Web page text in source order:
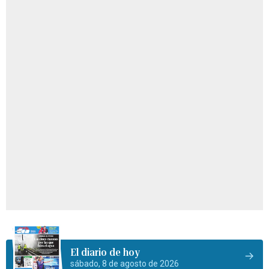
El diario de hoy
sábado, 8 de agosto de 2026